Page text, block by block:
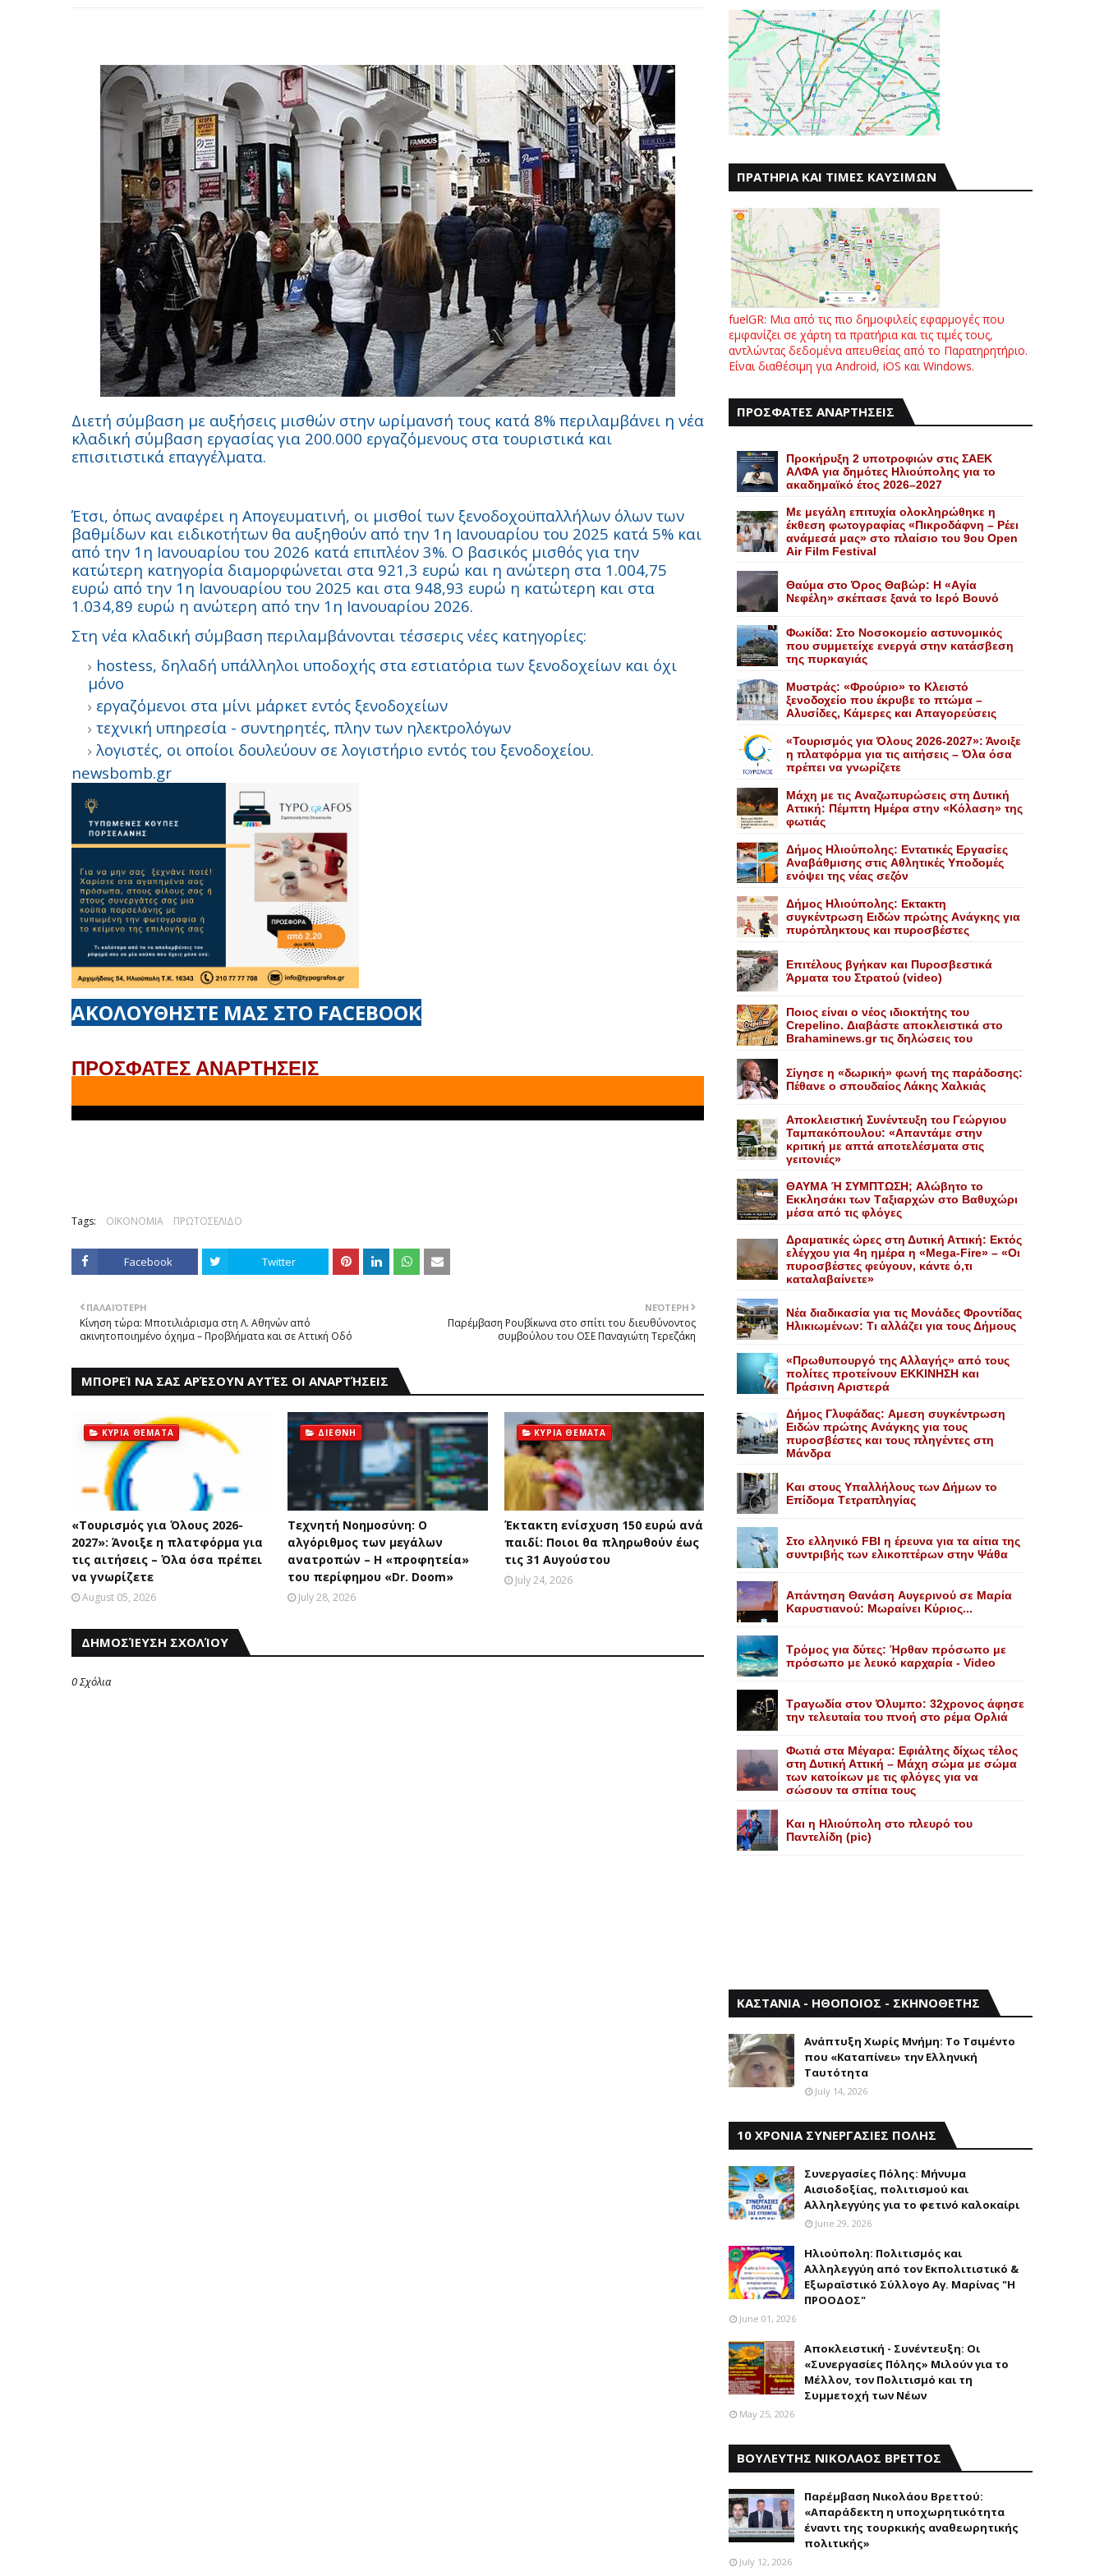
Διετή σύμβαση με αυξήσεις μισθών στην ωρίμανσή τους κατά 8% περιλαμβάνει η νέα
κλαδική σύμβαση εργασίας για 200.000 εργαζόμενους στα τουριστικά και
επισιτιστικά επαγγέλματα.
Έτσι, όπως αναφέρει η Απογευματινή, οι μισθοί των ξενοδοχοϋπαλλήλων όλων των
βαθμίδων και ειδικοτήτων θα αυξηθούν από την 1η Ιανουαρίου του 2025 κατά 5% και
από την 1η Ιανουαρίου του 2026 κατά επιπλέον 3%. Ο βασικός μισθός για την
κατώτερη κατηγορία διαμορφώνεται στα 921,3 ευρώ και η ανώτερη στα 1.004,75
ευρώ από την 1η Ιανουαρίου του 2025 και στα 948,93 ευρώ η κατώτερη και στα
1.034,89 ευρώ η ανώτερη από την 1η Ιανουαρίου 2026.
Στη νέα κλαδική σύμβαση περιλαμβάνονται τέσσερις νέες κατηγορίες:
hostess, δηλαδή υπάλληλοι υποδοχής στα εστιατόρια των ξενοδοχείων και όχι
μόνο
εργαζόμενοι στα μίνι μάρκετ εντός ξενοδοχείων
τεχνική υπηρεσία - συντηρητές, πλην των ηλεκτρολόγων
λογιστές, οι οποίοι δουλεύουν σε λογιστήριο εντός του ξενοδοχείου.
newsbomb.gr
ΑΚΟΛΟΥΘΗΣΤΕ ΜΑΣ ΣΤΟ FACEBOOK
ΠΡΟΣΦΑΤΕΣ ΑΝΑΡΤΗΣΕΙΣ
Tags: ΟΙΚΟΝΟΜΙΑ ΠΡΩΤΟΣΕΛΙΔΟ
Facebook Twitter
ΝΕΌΤΕΡΗ
Παρέμβαση Ρουβίκωνα στο σπίτι του διευθύνοντος
συμβούλου του ΟΣΕ Παναγιώτη Τερεζάκη
ΠΑΛΑΙΌΤΕΡΗ
Κίνηση τώρα: Μποτιλιάρισμα στη Λ. Αθηνών από
ακινητοποιημένο όχημα – Προβλήματα και σε Αττική Οδό
ΜΠΟΡΕΊ ΝΑ ΣΑΣ ΑΡΈΣΟΥΝ ΑΥΤΈΣ ΟΙ ΑΝΑΡΤΉΣΕΙΣ
ΚΥΡΙΑ ΘΕΜΑΤΑ
«Τουρισμός για Όλους 2026-
2027»: Άνοιξε η πλατφόρμα για
τις αιτήσεις – Όλα όσα πρέπει
να γνωρίζετε
August 05, 2026
ΔΙΕΘΝΗ
Τεχνητή Νοημοσύνη: Ο
αλγόριθμος των μεγάλων
ανατροπών – Η «προφητεία»
του περίφημου «Dr. Doom»
July 28, 2026
ΚΥΡΙΑ ΘΕΜΑΤΑ
Έκτακτη ενίσχυση 150 ευρώ ανά
παιδί: Ποιοι θα πληρωθούν έως
τις 31 Αυγούστου
July 24, 2026
ΔΗΜΟΣΊΕΥΣΗ ΣΧΟΛΊΟΥ
0 Σχόλια
ΠΡΑΤΗΡΙΑ ΚΑΙ ΤΙΜΕΣ ΚΑΥΣΙΜΩΝ
fuelGR: Μια από τις πιο δημοφιλείς εφαρμογές που
εμφανίζει σε χάρτη τα πρατήρια και τις τιμές τους,
αντλώντας δεδομένα απευθείας από το Παρατηρητήριο.
Είναι διαθέσιμη για Android, iOS και Windows.
ΠΡΟΣΦΑΤΕΣ ΑΝΑΡΤΗΣΕΙΣ
Προκήρυξη 2 υποτροφιών στις ΣΑΕΚ
ΑΛΦΑ για δημότες Ηλιούπολης για το
ακαδημαϊκό έτος 2026–2027
Με μεγάλη επιτυχία ολοκληρώθηκε η
έκθεση φωτογραφίας «Πικροδάφνη – Ρέει
ανάμεσά μας» στο πλαίσιο του 9ου Open
Air Film Festival
Θαύμα στο Όρος Θαβώρ: H «Aγία
Nεφέλη» σκέπασε ξανά το Iερό Bουνό
Φωκίδα: Στο Νοσοκομείο αστυνομικός
που συμμετείχε ενεργά στην κατάσβεση
της πυρκαγιάς
Mυστράς: «Φρούριο» το Kλειστό
ξενοδοχείο που έκρυβε το πτώμα –
Aλυσίδες, Kάμερες και Aπαγορεύσεις
«Τουρισμός για Όλους 2026-2027»: Άνοιξε
η πλατφόρμα για τις αιτήσεις – Όλα όσα
πρέπει να γνωρίζετε
Mάχη με τις Aναζωπυρώσεις στη Δυτική
Aττική: Πέμπτη Hμέρα στην «Kόλαση» της
φωτιάς
Δήμος Ηλιούπολης: Eντατικές Eργασίες
Aναβάθμισης στις Aθλητικές Yποδομές
ενόψει της νέας σεζόν
Δήμος Ηλιούπολης: Eκτακτη
συγκέντρωση Eιδών πρώτης Aνάγκης για
πυρόπληκτους και πυροσβέστες
Επιτέλους βγήκαν και Πυροσβεστικά
Άρματα του Στρατού (video)
Ποιος είναι ο νέος ιδιοκτήτης του
Crepelino. Διαβάστε αποκλειστικά στο
Brahaminews.gr τις δηλώσεις του
Σίγησε η «δωρική» φωνή της παράδοσης:
Πέθανε o σπουδαίος Λάκης Xαλκιάς
Αποκλειστική Συνέντευξη του Γεώργιου
Ταμπακόπουλου: «Απαντάμε στην
κριτική με απτά αποτελέσματα στις
γειτονιές»
ΘΑΥΜΑ Ή ΣΥΜΠΤΩΣΗ; Aλώβητο το
Eκκλησάκι των Tαξιαρχών στο Bαθυχώρι
μέσα από τις φλόγες
Δραματικές ώρες στη Δυτική Αττική: Εκτός
ελέγχου για 4η ημέρα η «Mega-Fire» – «Οι
πυροσβέστες φεύγουν, κάντε ό,τι
καταλαβαίνετε»
Nέα διαδικασία για τις Mονάδες Φροντίδας
Hλικιωμένων: Tι αλλάζει για τους Δήμους
«Πρωθυπουργό της Αλλαγής» από τους
πολίτες προτείνουν EKKINHΣΗ και
Πράσινη Αριστερά
Δήμος Γλυφάδας: Aμεση συγκέντρωση
Eιδών πρώτης Aνάγκης για τους
πυροσβέστες και τους πληγέντες στη
Mάνδρα
Kαι στους Yπαλλήλους των Δήμων το
Eπίδομα Tετραπληγίας
Στο ελληνικό FBI η έρευνα για τα αίτια της
συντριβής των ελικοπτέρων στην Ψάθα
Aπάντηση Θανάση Aυγερινού σε Mαρία
Kαρυστιανού: Mωραίνει Kύριος...
Τρόμος για δύτες: Ήρθαν πρόσωπο με
πρόσωπο με λευκό καρχαρία - Video
Τραγωδία στον Όλυμπο: 32χρονος άφησε
την τελευταία του πνοή στο ρέμα Ορλιά
Φωτιά στα Μέγαρα: Εφιάλτης δίχως τέλος
στη Δυτική Αττική – Μάχη σώμα με σώμα
των κατοίκων με τις φλόγες για να
σώσουν τα σπίτια τους
Και η Ηλιούπολη στο πλευρό του
Παντελίδη (pic)
ΚΑΣΤΑΝΙΑ - ΗΘΟΠΟΙΟΣ - ΣΚΗΝΟΘΕΤΗΣ
Aνάπτυξη Xωρίς Mνήμη: Το Τσιμέντο
που «Καταπίνει» την Ελληνική
Ταυτότητα
July 14, 2026
10 ΧΡΟΝΙΑ ΣΥΝΕΡΓΑΣΙΕΣ ΠΟΛΗΣ
Συνεργασίες Πόλης: Mήνυμα
Aισιοδοξίας, πολιτισμού και
Aλληλεγγύης για το φετινό καλοκαίρι
June 29, 2026
Ηλιούπολη: Πολιτισμός και
Aλληλεγγύη από τον Εκπολιτιστικό &
Εξωραϊστικό Σύλλογο Αγ. Μαρίνας "Η
ΠΡΟΟΔΟΣ"
June 01, 2026
Αποκλειστική - Συνέντευξη: Οι
«Συνεργασίες Πόλης» Μιλούν για το
Μέλλον, τον Πολιτισμό και τη
Συμμετοχή των Νέων
May 25, 2026
ΒΟΥΛΕΥΤΗΣ ΝΙΚΟΛΑΟΣ ΒΡΕΤΤΟΣ
Παρέμβαση Nικολάου Bρεττού:
«Aπαράδεκτη η υποχωρητικότητα
έναντι της τουρκικής αναθεωρητικής
πολιτικής»
July 12, 2026